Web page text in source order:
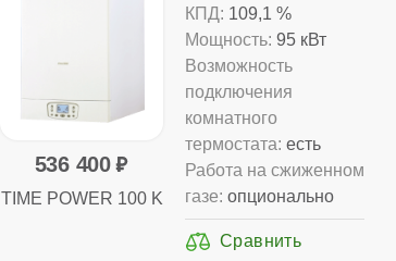
536 400
TIME POWER 100 K
КПД: 109,1 %
Мощность: 95 кВт
Возможность
подключения
комнатного
термостата: есть
Работа на сжиженном
газе: опционально